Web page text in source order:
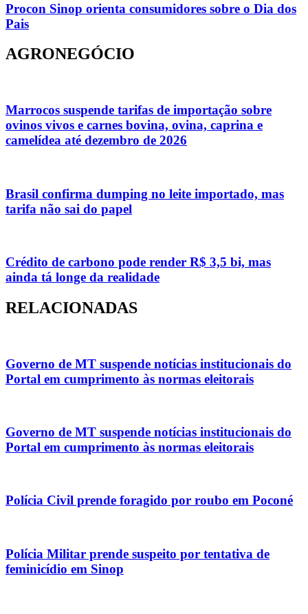
Procon Sinop orienta consumidores sobre o Dia dos
Pais
AGRONEGÓCIO
Marrocos suspende tarifas de importação sobre
ovinos vivos e carnes bovina, ovina, caprina e
camelídea até dezembro de 2026
Brasil confirma dumping no leite importado, mas
tarifa não sai do papel
Crédito de carbono pode render R$ 3,5 bi, mas
ainda tá longe da realidade
RELACIONADAS
Governo de MT suspende notícias institucionais do
Portal em cumprimento às normas eleitorais
Governo de MT suspende notícias institucionais do
Portal em cumprimento às normas eleitorais
Polícia Civil prende foragido por roubo em Poconé
Polícia Militar prende suspeito por tentativa de
feminicídio em Sinop